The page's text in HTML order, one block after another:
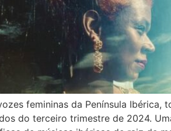
femininas da Península Ibérica,
do terceiro trimestre de 2024.